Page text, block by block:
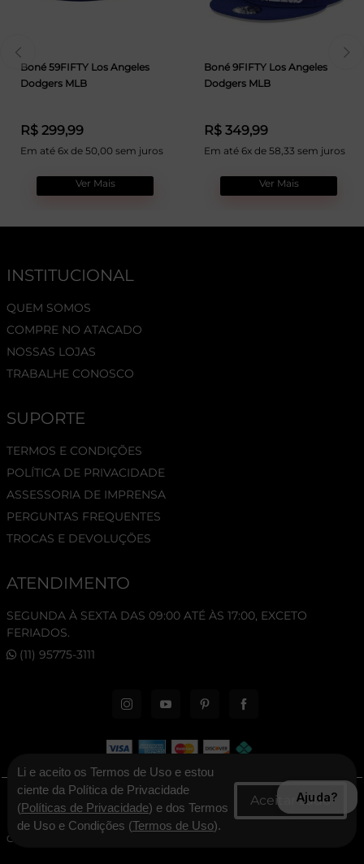
Boné 59FIFTY Los Angeles
Dodgers MLB
R$ 299,99
Em até 6x de 50,00 sem juros
Ver Mais
Boné 9FIFTY Los Angeles
Dodgers MLB
R$ 349,99
Em até 6x de 58,33 sem juros
Ver Mais
INSTITUCIONAL
QUEM SOMOS
COMPRE NO ATACADO
NOSSAS LOJAS
TRABALHE CONOSCO
SUPORTE
TERMOS E CONDIÇÕES
POLÍTICA DE PRIVACIDADE
ASSESSORIA DE IMPRENSA
PERGUNTAS FREQUENTES
TROCAS E DEVOLUÇÕES
ATENDIMENTO
SEGUNDA À SEXTA DAS 09:00 ATÉ ÀS 17:00, EXCETO
FERIADOS.
(11) 95775-3111
© 2026 New Era Cap. Todos os direitos reservados.
CNPJ: 06.346.545/0001-30 - New Era Brasil Ltda
Li e aceito os Termos de Uso e estou
ciente da Política de Privacidade
(Políticas de Privacidade) e dos Termos
de Uso e Condições (Termos de Uso).
Ajuda?